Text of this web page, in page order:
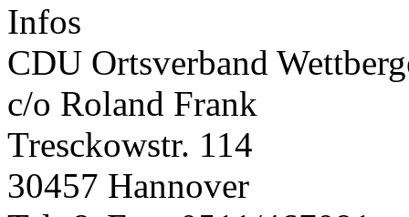
Infos
CDU Ortsverband
c/o Roland Frank
Tresckowstr. 114
30457 Hannover